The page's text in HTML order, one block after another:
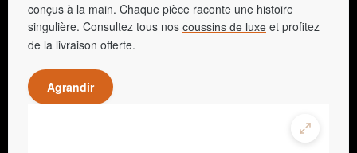
conçus à la main. Chaque pièce raconte une histoire
singulière. Consultez tous nos coussins de luxe et profitez
de la livraison offerte.
Agrandir